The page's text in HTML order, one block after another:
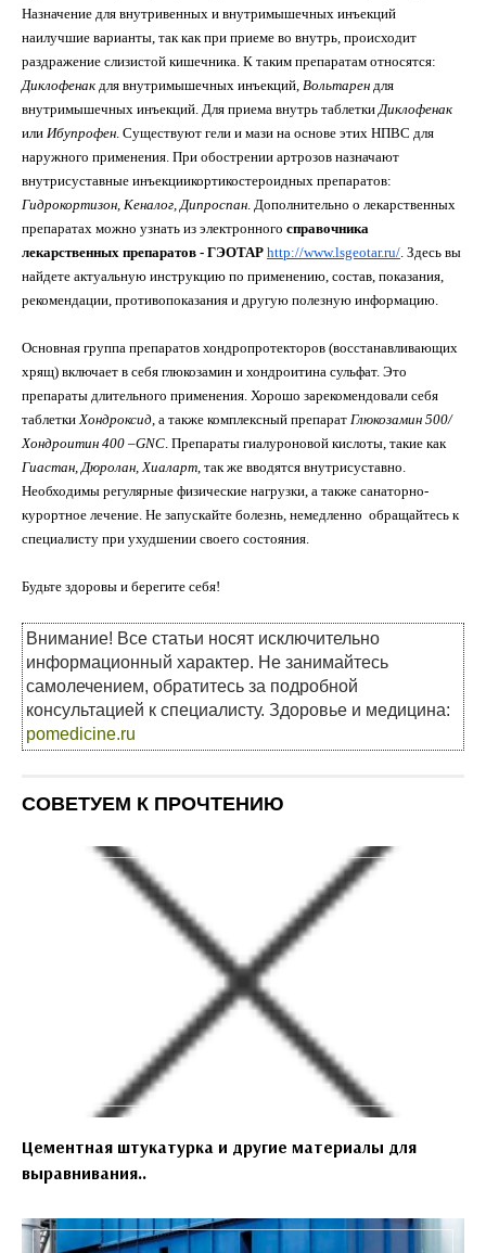
Назначение для внутривенных и внутримышечных инъекций
наилучшие варианты, так как при приеме во внутрь, происходит
раздражение слизистой кишечника. К таким препаратам относятся:
Диклофенак для внутримышечных инъекций, Вольтарен для
внутримышечных инъекций. Для приема внутрь таблеткиДиклофенак
или Ибупрофен. Существуют гели и мази на основе этих НПВС для
наружного применения. При обострении артрозов назначают
внутрисуставные инъекциикортикостероидных препаратов:
Гидрокортизон, Кеналог, Дипроспан. Дополнительно о лекарственных
препаратах можно узнать из электронного справочника
лекарственных препаратов - ГЭОТАР http://www.lsgeotar.ru/. Здесь вы
найдете актуальную инструкцию по применению, состав, показания,
рекомендации, противопоказания и другую полезную информацию.
Основная группа препаратов хондропротекторов (восстанавливающих
хрящ) включает в себя глюкозамин и хондроитина сульфат. Это
препараты длительного применения. Хорошо зарекомендовали себя
таблеткиХондроксид, а также комплексный препарат Глюкозамин 500/
Хондроитин 400 –GNC. Препараты гиалуроновой кислоты, такие как
Гиастан, Дюролан, Хиаларт, так же вводятся внутрисуставно.
Необходимы регулярные физические нагрузки, а также санаторно-
курортное лечение. Не запускайте болезнь, немедленно обращайтесь к
специалисту при ухудшении своего состояния.
Будьте здоровы и берегите себя!
Внимание! Все статьи носят исключительно
информационный характер. Не занимайтесь
самолечением, обратитесь за подробной
консультацией к специалисту. Здоровье и медицина:
pomedicine.ru
СОВЕТУЕМ К ПРОЧТЕНИЮ
Цементная штукатурка и другие материалы для
выравнивания..